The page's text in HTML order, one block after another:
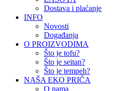
Dostava i plaćanje
INFO
Novosti
Događanja
O PROIZVODIMA
Što je tofu?
Što je seitan?
Što je tempeh?
NAŠA EKO PRIČA
O nama